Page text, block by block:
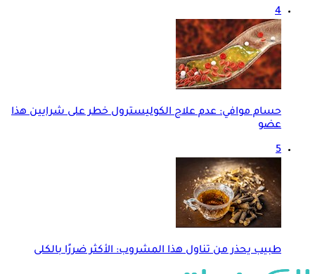
4
حسام موافي: عدم علاج الكوليسترول خطر على شرايين هذا
عضو
5
طبيب يحذر من تناول هذا المشروب: الأكثر ضررًا بالكلى